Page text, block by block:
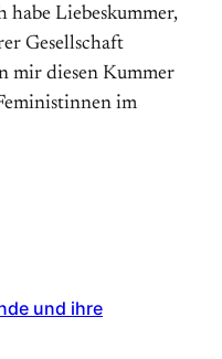
habe Liebeskummer,
Gesellschaft
mir diesen Kummer
im
und ihre